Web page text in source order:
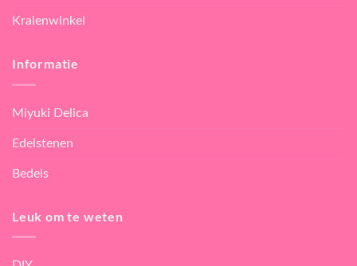
Kralenwinkel
Informatie
Miyuki Delica
Edelstenen
Bedels
Leuk om te weten